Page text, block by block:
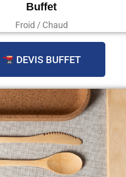
Buffet
Froid / Chaud
DEVIS BUFFET